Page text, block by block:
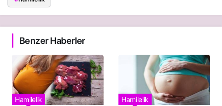
Benzer Haberler
Hamilelik Hamilelik